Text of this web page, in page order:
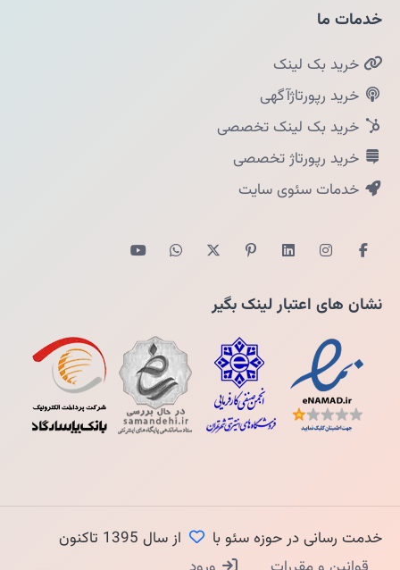
خدمات ما
خرید بک لینک
خرید رپورتاژآگهی
خرید بک لینک تخصصی
خرید رپورتاژ تخصصی
خدمات سئوی سایت
نشان های اعتبار لینک بگیر
خدمت رسانی در حوزه سئو با
از سال 1395 تاکنون